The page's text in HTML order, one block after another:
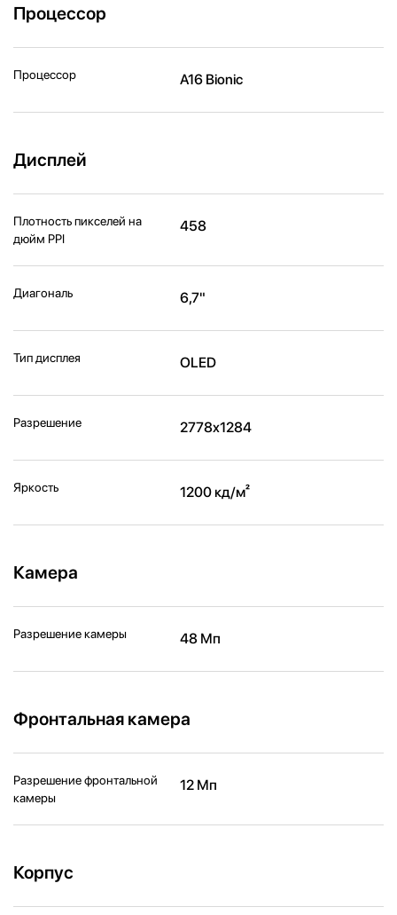
Процессор
Процессор A16 Bionic
Дисплей
Плотность пикселей на
дюйм PPI
458
Диагональ 6,7"
Тип дисплея OLED
Разрешение 2778x1284
Яркость 1200 кд/м²
Камера
Разрешение камеры 48 Мп
Фронтальная камера
Разрешение фронтальной
камеры
12 Мп
Корпус